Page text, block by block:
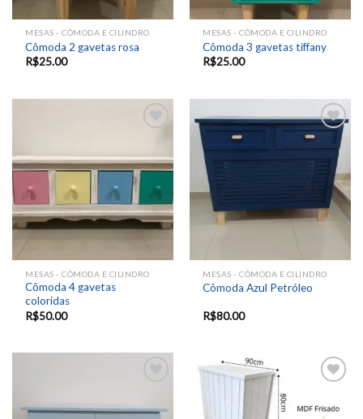
MESAS - CÔMODA E CILINDRO
Cômoda 2 gavetas rosa
R$25.00
MESAS - CÔMODA E CILINDRO
Cômoda 3 gavetas tiffany
R$25.00
MESAS - CÔMODA E CILINDRO
Cômoda 4 gavetas
coloridas
R$50.00
Add to
wishlist
MESAS - CÔMODA E CILINDRO
Cômoda Azul Petróleo
R$80.00
wishlist